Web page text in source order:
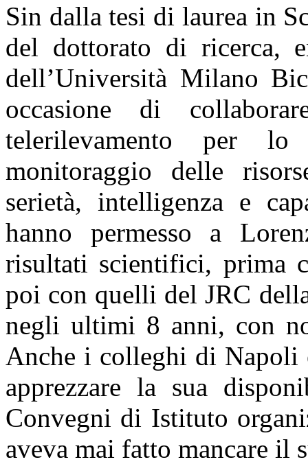
Sin dalla tesi di laurea in
del dottorato di ricerca,
dell’Università Milano
occasione di
telerilevamento per
monitoraggio delle
serietà, intelligenza e
hanno permesso a
risultati scientifici, prima
poi con quelli del JRC
negli ultimi 8 anni, con
Anche i colleghi di Napoli
apprezzare la sua
Convegni di Istituto
aveva mai fatto mancare il